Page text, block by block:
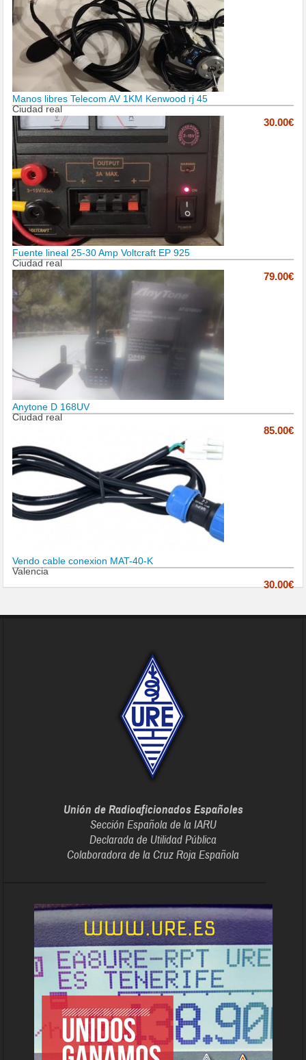
Manos libres Telecom AV 1KM Kenwood rj 45
Ciudad real
30.00€
Fuente lineal 25-30 Amp Voltcraft EP 925
Ciudad real
79.00€
Anytone D 168UV
Ciudad real
85.00€
Vendo cable conexion MAT-40-K
Valencia
30.00€
Unión de Radioaficionados Españoles
Sección Española de la IARU
Declarada de Utilidad Pública
Colaboradora de la Cruz Roja Española